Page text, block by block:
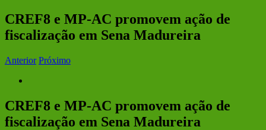
CREF8 e MP-AC promovem ação de
fiscalização em Sena Madureira
Anterior Próximo
Image
CREF8 e MP-AC promovem ação de
fiscalização em Sena Madureira